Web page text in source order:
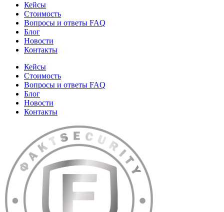
Кейсы
Стоимость
Вопросы и ответы FAQ
Блог
Новости
Контакты
Кейсы
Стоимость
Вопросы и ответы FAQ
Блог
Новости
Контакты